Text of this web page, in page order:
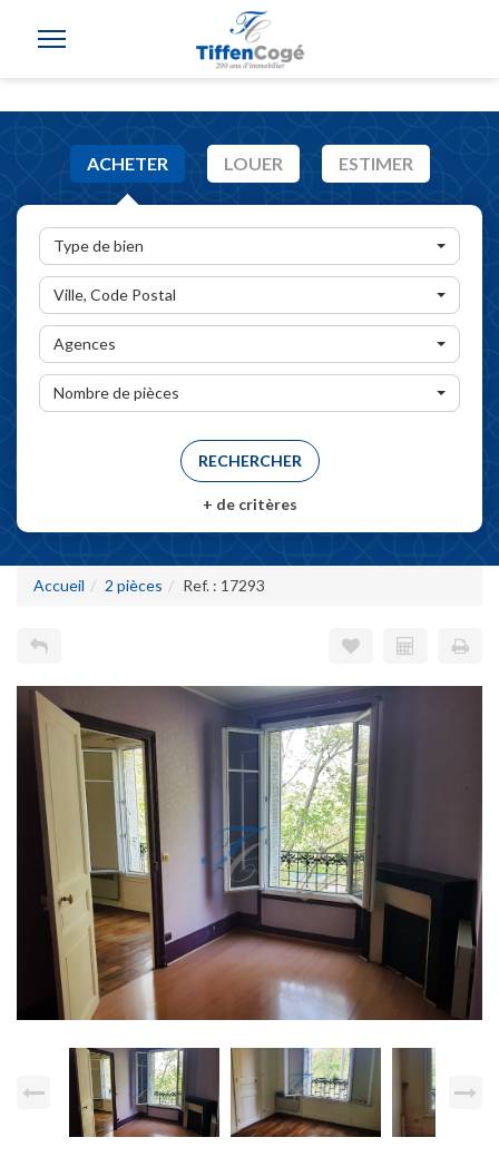
ACHETER LOUER ESTIMER
Type de bien
Ville, Code Postal
Agences
Nombre de pièces
+ de critères
Accueil 2 pièces Ref. : 17293